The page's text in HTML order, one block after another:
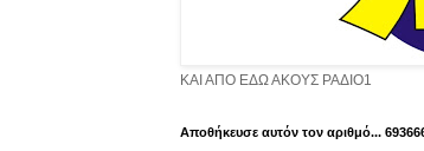
ΚΑΙ ΑΠΟ ΕΔΩ ΑΚΟΥΣ ΡΑΔΙΟ1
Aποθήκευσε αυτόν τον αριθμό...